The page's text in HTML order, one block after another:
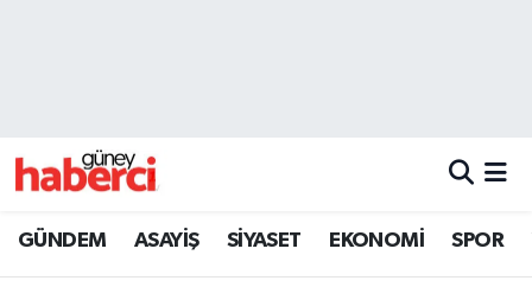
GÜNDEM ASAYİŞ SİYASET EKONOMİ SPOR
Beyoğlu Trafik Yoğunluk Haritası